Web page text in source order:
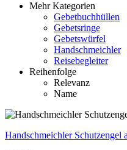
Mehr Kategorien
Gebetbuchhüllen
Gebetsringe
Gebetswürfel
Handschmeichler
Reisebegleiter
Reihenfolge
Relevanz
Name
Handschmeichler Schutzengel